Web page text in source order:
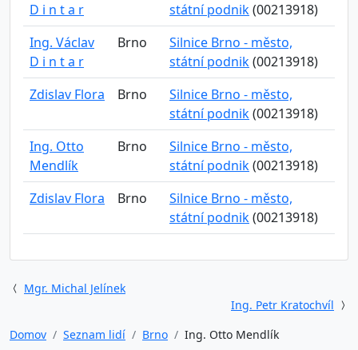
D i n t a r
státní podnik(00213918)
Ing. Václav
D i n t a r
Brno
Silnice Brno - město,
státní podnik(00213918)
Zdislav Flora
Brno
Silnice Brno - město,
státní podnik(00213918)
Ing. Otto
Mendlík
Brno
Silnice Brno - město,
státní podnik(00213918)
Zdislav Flora
Brno
Silnice Brno - město,
státní podnik(00213918)
Mgr. Michal Jelínek
Ing. Petr Kratochvíl
Domov
Seznam lidí Brno Ing. Otto Mendlík